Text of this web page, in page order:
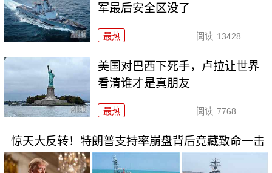
军最后安全区没了
最热 阅读 13428
美国对巴西下死手，卢拉让世界
看清谁才是真朋友
最热 阅读 7768
惊天大反转！特朗普支持率崩盘背后竟藏致命一击